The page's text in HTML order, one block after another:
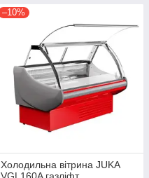
–10%
Холодильна вітрина JUKA